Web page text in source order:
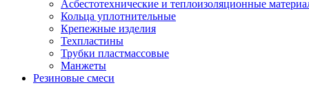
Асбестотехнические и теплоизоляционные
Кольца уплотнительные
Крепежные изделия
Техпластины
Трубки пластмассовые
Манжеты
Резиновые смеси